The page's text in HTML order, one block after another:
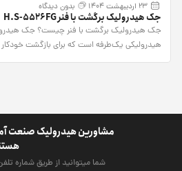
23 اردیبهشت 1404 بدون دیدگاه
جک هیدرولیک برگشت با فنر H.S-5526FG
جک هیدرولیک برگشت با فنر چیست؟ جک
هیدرولیکی یک‌طرفه است که برای بازگشت
مشاورین هیدرولیک صنعت
شما میتوانید از طریق شماره